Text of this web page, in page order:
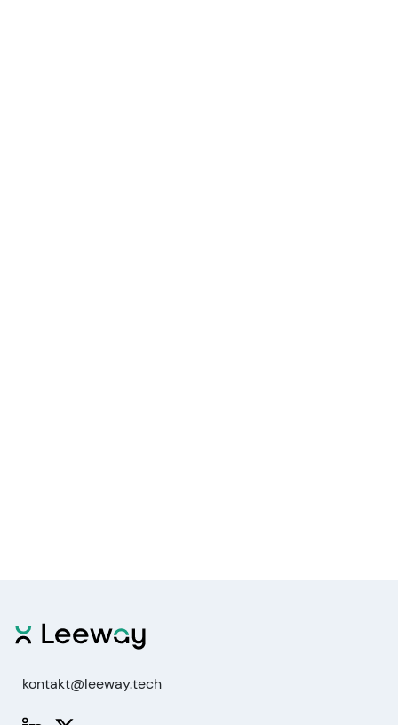
kontakt@leeway.tech